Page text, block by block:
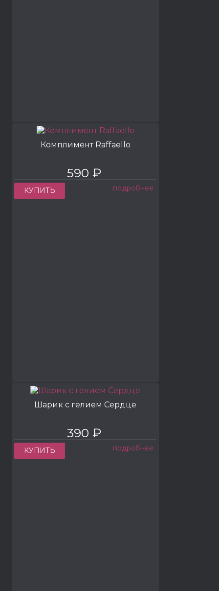
Комплимент Raffaello
590 ₽
КУПИТЬ подробнее
Шарик с гелием Сердце
390 ₽
КУПИТЬ подробнее